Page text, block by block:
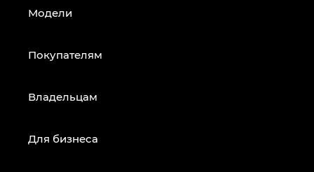
Модели
Покупателям
Владельцам
Для бизнеса